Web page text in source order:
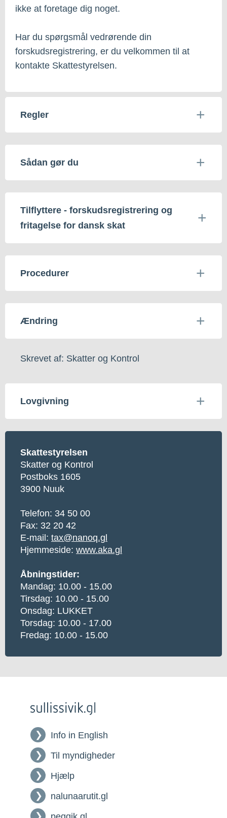
ikke at foretage dig noget.
Har du spørgsmål vedrørende din
forskudsregistrering, er du velkommen til at
kontakte Skattestyrelsen.
Regler
Sådan gør du
Tilflyttere - forskudsregistrering og
fritagelse for dansk skat
Procedurer
Ændring
Skrevet af: Skatter og Kontrol
Lovgivning
Skattestyrelsen
Skatter og Kontrol
Postboks 1605
3900 Nuuk
Telefon: 34 50 00
Fax: 32 20 42
E-mail: tax@nanoq.gl
Hjemmeside: www.aka.gl
Åbningstider:
Mandag: 10.00 - 15.00
Tirsdag: 10.00 - 15.00
Onsdag: LUKKET
Torsdag: 10.00 - 17.00
Fredag: 10.00 - 15.00
Info in English
Til myndigheder
Hjælp
nalunaarutit.gl